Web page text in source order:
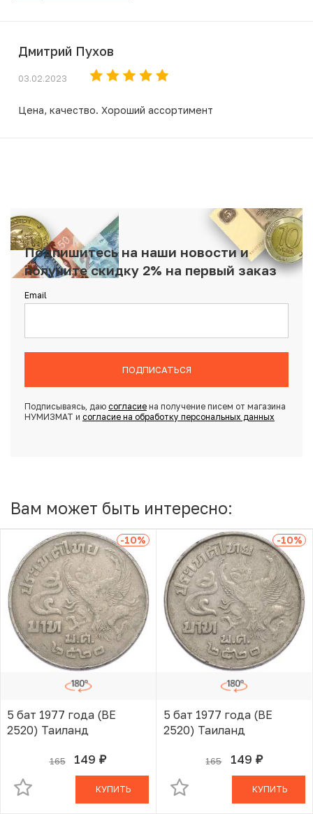
Дмитрий Пухов
03.02.2023
Цена, качество. Хороший ассортимент
Подпишитесь на наши новости и
получите скидку 2% на первый заказ
Email
ПОДПИСАТЬСЯ
Подписываясь, даю согласиена получение писем от магазина
НУМИЗМАТ и согласие на обработку персональных данных
Вам может быть интересно:
-10%
5 бат 1977 года (BE
2520) Таиланд
165 149 руб.
В КОРЗИНЕ
КУПИТЬ
-10%
5 бат 1977 года (BE
2520) Таиланд
165 149 руб.
В КОРЗИНЕ
КУПИТЬ